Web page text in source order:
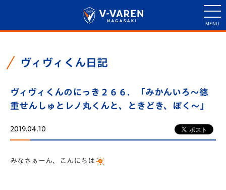
ヴィヴィくん日記
ヴィヴィくんのにっき２６６．「みかんいろ～徳
重せんしゅとレノ丸くんと、ときどき、ぼく～」
2019.04.10
みなさぁーん、こんにちは